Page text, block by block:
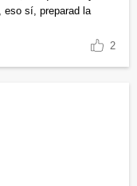
eso sí, preparad la
2